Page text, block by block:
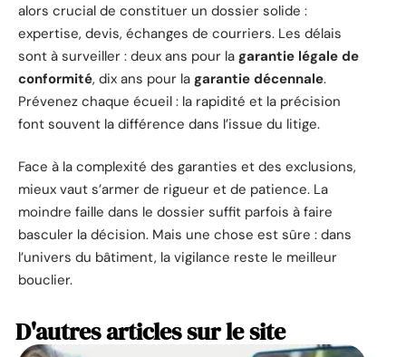
alors crucial de constituer un dossier solide :
expertise, devis, échanges de courriers. Les délais
sont à surveiller : deux ans pour la garantie légale de
conformité, dix ans pour la garantie décennale.
Prévenez chaque écueil : la rapidité et la précision
font souvent la différence dans l’issue du litige.
Face à la complexité des garanties et des exclusions,
mieux vaut s’armer de rigueur et de patience. La
moindre faille dans le dossier suffit parfois à faire
basculer la décision. Mais une chose est sûre : dans
l’univers du bâtiment, la vigilance reste le meilleur
bouclier.
D'autres articles sur le site